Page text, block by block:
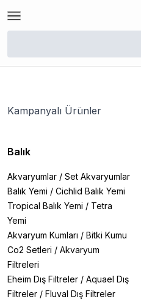
/
Kampanyalı Ürünler
Balık
Akvaryumlar / Set Akvaryumlar
Balık Yemi / Cichlid Balık Yemi
Tropical Balık Yemi / Tetra
Yemi
Akvaryum Kumları / Bitki Kumu
Co2 Setleri / Akvaryum
Filtreleri
Eheim Dış Filtreler / Aquael Dış
Filtreler / Fluval Dış Filtreler